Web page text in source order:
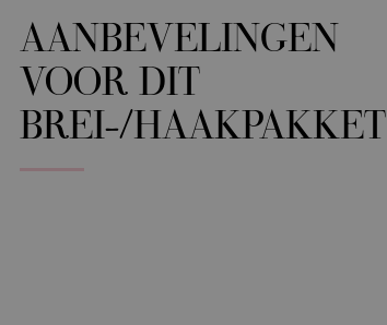
AANBEVELINGEN
VOOR DIT
BREI-/HAAKPAKKET